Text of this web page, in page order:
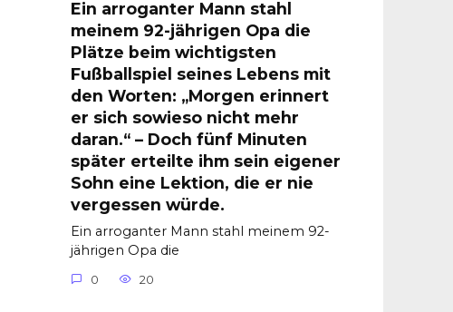
Ein arroganter Mann stahl
meinem 92-jährigen Opa die
Plätze beim wichtigsten
Fußballspiel seines Lebens mit
den Worten: „Morgen erinnert
er sich sowieso nicht mehr
daran.“ – Doch fünf Minuten
später erteilte ihm sein eigener
Sohn eine Lektion, die er nie
vergessen würde.
Ein arroganter Mann stahl meinem 92-
jährigen Opa die
0 20